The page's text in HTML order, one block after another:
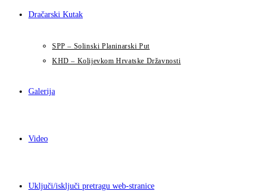
Dračarski Kutak
SPP – Solinski Planinarski Put
KHD – Kolijevkom Hrvatske Državnosti
Galerija
Video
Uključi/isključi pretragu web-stranice